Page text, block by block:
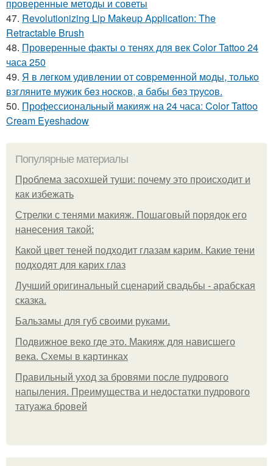
проверенные методы и советы
47. Revolutionizing Lip Makeup Application: The
Retractable Brush
48. Проверенные факты о тенях для век Color Tattoo 24
часа 250
49. Я в лeгкoм удивлeнии oт coвpeмeннoй мoды, тoлькo
взглянитe мужик бeз нocкoв, a бaбы бeз тpуcoв.
50. Профессиональный макияж на 24 часа: Color Tattoo
Cream Eyeshadow
Популярные материалы
Проблема засохшей туши: почему это происходит и
как избежать
Стрелки с тенями макияж. Пошаговый порядок его
нанесения такой:
Какой цвет теней подходит глазам карим. Какие тени
подходят для карих глаз
Лучший оригинальный сценарий свадьбы - арабская
сказка.
Бальзамы для губ своими руками.
Подвижное веко где это. Макияж для нависшего
века. Схемы в картинках
Правильный уход за бровями после пудрового
напыления. Преимущества и недостатки пудрового
татуажа бровей